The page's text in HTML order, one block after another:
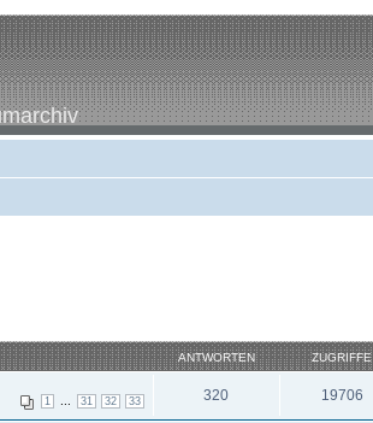
ANTWORTEN ZUGRIFFE
1 31 32 33 320 19706